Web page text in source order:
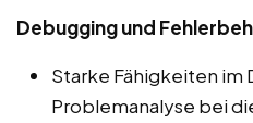
Debugging und
Starke Fähigkeiten im
Problemanalyse bei